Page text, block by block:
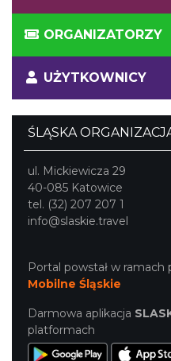
ORGANIZATORZY
UŻYTKOWNICY
ŚLĄSKA
ul. Mickiewicza 29
40-085 Katowice
tel. (32) 207 207 1
info@slaskie.travel
Portal powstał w ramach
Mobilne Śląskie
Darmowa aplikacja
platformach